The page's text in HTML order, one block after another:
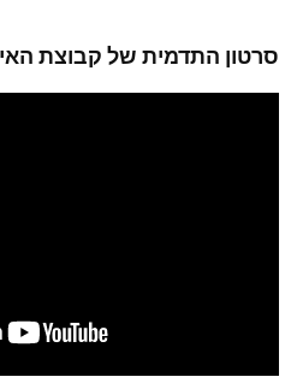
סרטון התדמית של קבוצת